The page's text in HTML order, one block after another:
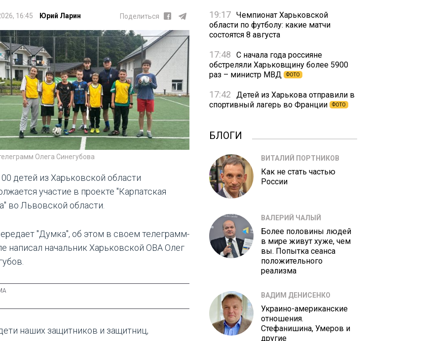
16:45 Юрий Ларин Поделиться
Олега Синегубова
детей из Харьковской области
участие в проекте "Карпатская
во Львовской области.
"Думка", об этом в своем телеграмм-
написал начальник Харьковской ОВА Олег
наших защитников и защитниц,
19:17 Чемпионат Харьковской
области по футболу: какие матчи
состоятся 8 августа
17:48
С начала года россияне
обстреляли Харьковщину более 5900
раз – министр МВД
ФОТО
17:42
Детей из Харькова отправили в
спортивный лагерь во Франции
ФОТО
БЛОГИ
ВИТАЛИЙ ПОРТНИКОВ
Как не стать частью
России
ВАЛЕРИЙ ЧАЛЫЙ
Более половины людей
в мире живут хуже, чем
вы. Попытка сеанса
положительного
реализма
ВАДИМ ДЕНИСЕНКО
Украино-американские
отношения.
Стефанишина, Умеров и
другие